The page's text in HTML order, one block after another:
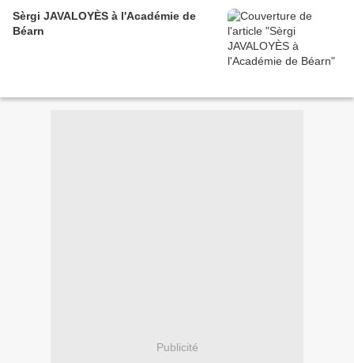
Sèrgi JAVALOYÈS à l'Académie de
Béarn
Publicité